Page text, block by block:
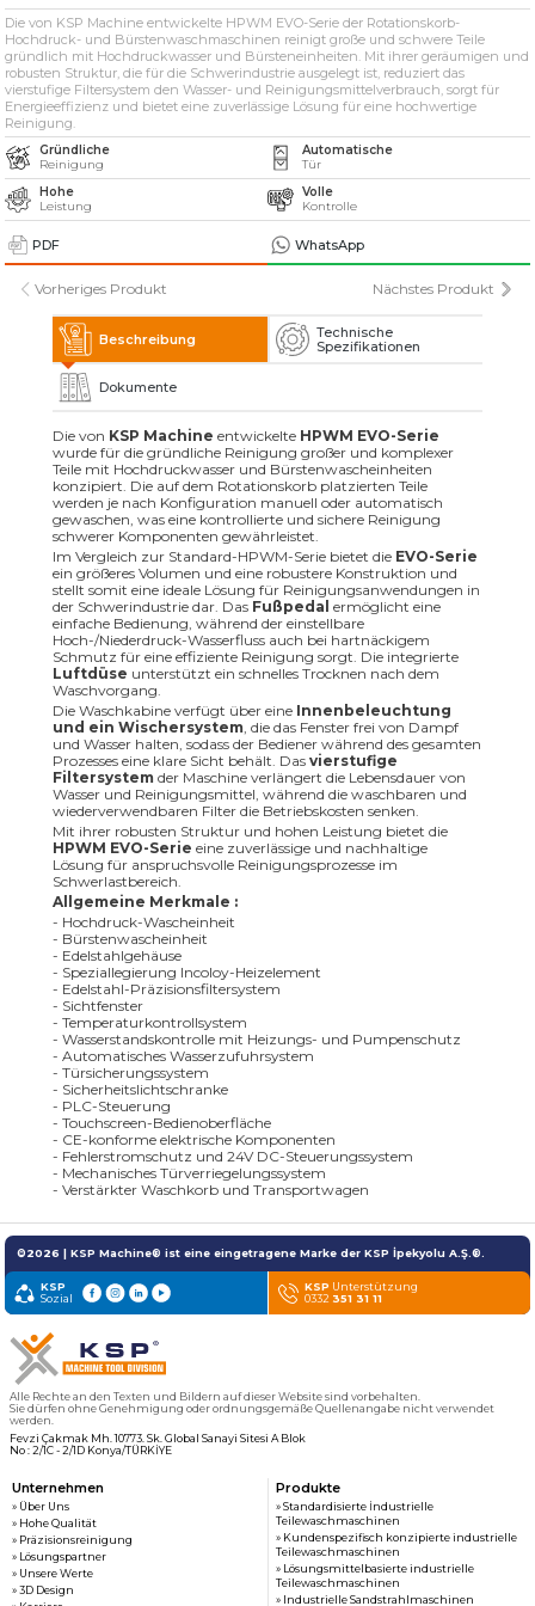
Teilewaschmaschinen
» Industrielle Sandstrahlmaschinen
» Weitere Maschinen und Ausrüstungen
Alle Rechte vorbehalten. Sämtliche auf dieser Website verwendeten Inhalte und
visuellen Elemente
nach sich ziehen.
Die von KSP Machine entwickelte HPWM EVO-Serie der Rotationskorb-
Hochdruck- und Bürstenwaschmaschinen reinigt große und schwere Teile
gründlich mit Hochdruckwasser und Bürsteneinheiten. Mit ihrer geräumigen und
robusten Struktur, die für die Schwerindustrie ausgelegt ist, reduziert das
vierstufige Filtersystem den Wasser- und Reinigungsmittelverbrauch, sorgt für
Energieeffizienz und bietet eine zuverlässige Lösung für eine hochwertige
Reinigung.
Gründliche
Reinigung
Automatische
Tür
Hohe
Leistung
Volle
Kontrolle
PDF WhatsApp
Vorheriges Produkt Nächstes Produkt
Beschreibung
Technische
Spezifikationen
Dokumente
Die von KSP Machine entwickelte HPWM EVO-Serie
wurde für die gründliche Reinigung großer und komplexer
Teile mit Hochdruckwasser und Bürstenwascheinheiten
konzipiert. Die auf dem Rotationskorb platzierten Teile
werden je nach Konfiguration manuell oder automatisch
gewaschen, was eine kontrollierte und sichere Reinigung
schwerer Komponenten gewährleistet.
Im Vergleich zur Standard-HPWM-Serie bietet die EVO-Serie
ein größeres Volumen und eine robustere Konstruktion und
stellt somit eine ideale Lösung für Reinigungsanwendungen in
der Schwerindustrie dar. Das Fußpedal ermöglicht eine
einfache Bedienung, während der einstellbare
Hoch-/Niederdruck-Wasserfluss auch bei hartnäckigem
Schmutz für eine effiziente Reinigung sorgt. Die integrierte
Luftdüse unterstützt ein schnelles Trocknen nach dem
Waschvorgang.
Die Waschkabine verfügt über eine Innenbeleuchtung
und ein Wischersystem, die das Fenster frei von Dampf
und Wasser halten, sodass der Bediener während des gesamten
Prozesses eine klare Sicht behält. Dasvierstufige
Filtersystem der Maschine verlängert die Lebensdauer von
Wasser und Reinigungsmittel, während die waschbaren und
wiederverwendbaren Filter die Betriebskosten senken.
Mit ihrer robusten Struktur und hohen Leistung bietet die
HPWM EVO-Serie eine zuverlässige und nachhaltige
Lösung für anspruchsvolle Reinigungsprozesse im
Schwerlastbereich.
Allgemeine Merkmale :
- Hochdruck-Wascheinheit
- Bürstenwascheinheit
- Edelstahlgehäuse
- Speziallegierung Incoloy-Heizelement
- Edelstahl-Präzisionsfiltersystem
- Sichtfenster
- Temperaturkontrollsystem
- Wasserstandskontrolle mit Heizungs- und Pumpenschutz
- Automatisches Wasserzufuhrsystem
- Türsicherungssystem
- Sicherheitslichtschranke
- PLC-Steuerung
- Touchscreen-Bedienoberfläche
- CE-konforme elektrische Komponenten
- Fehlerstromschutz und 24V DC-Steuerungssystem
- Mechanisches Türverriegelungssystem
- Verstärkter Waschkorb und Transportwagen
©2026 | KSP Machine® ist eine eingetragene Marke der KSP İpekyolu A.Ş.®.
KSP
Sozial
KSP Unterstützung
0332 351 31 11
Alle Rechte an den Texten und Bildern auf dieser Website sind vorbehalten.
Sie dürfen ohne Genehmigung oder ordnungsgemäße Quellenangabe nicht verwendet
werden.
Fevzi Çakmak Mh. 10773. Sk. Global Sanayi Sitesi A Blok
No : 2/1C - 2/1D Konya/TÜRKİYE
Unternehmen
» Über Uns
» Hohe Qualität
» Präzisionsreinigung
» Lösungspartner
» Unsere Werte
» 3D Design
Produkte
» Standardisierte İndustrielle
Teilewaschmaschinen
» Kundenspezifisch konzipierte industrielle
Teilewaschmaschinen
» Lösungsmittelbasierte industrielle
Teilewaschmaschinen
» Industrielle Sandstrahlmaschinen